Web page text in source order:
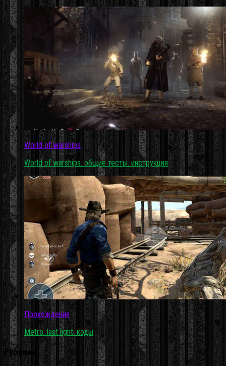
World of warships
World of warships. общие тесты. инструкция
Прохождения
Metro: last light: коды
Рубрики